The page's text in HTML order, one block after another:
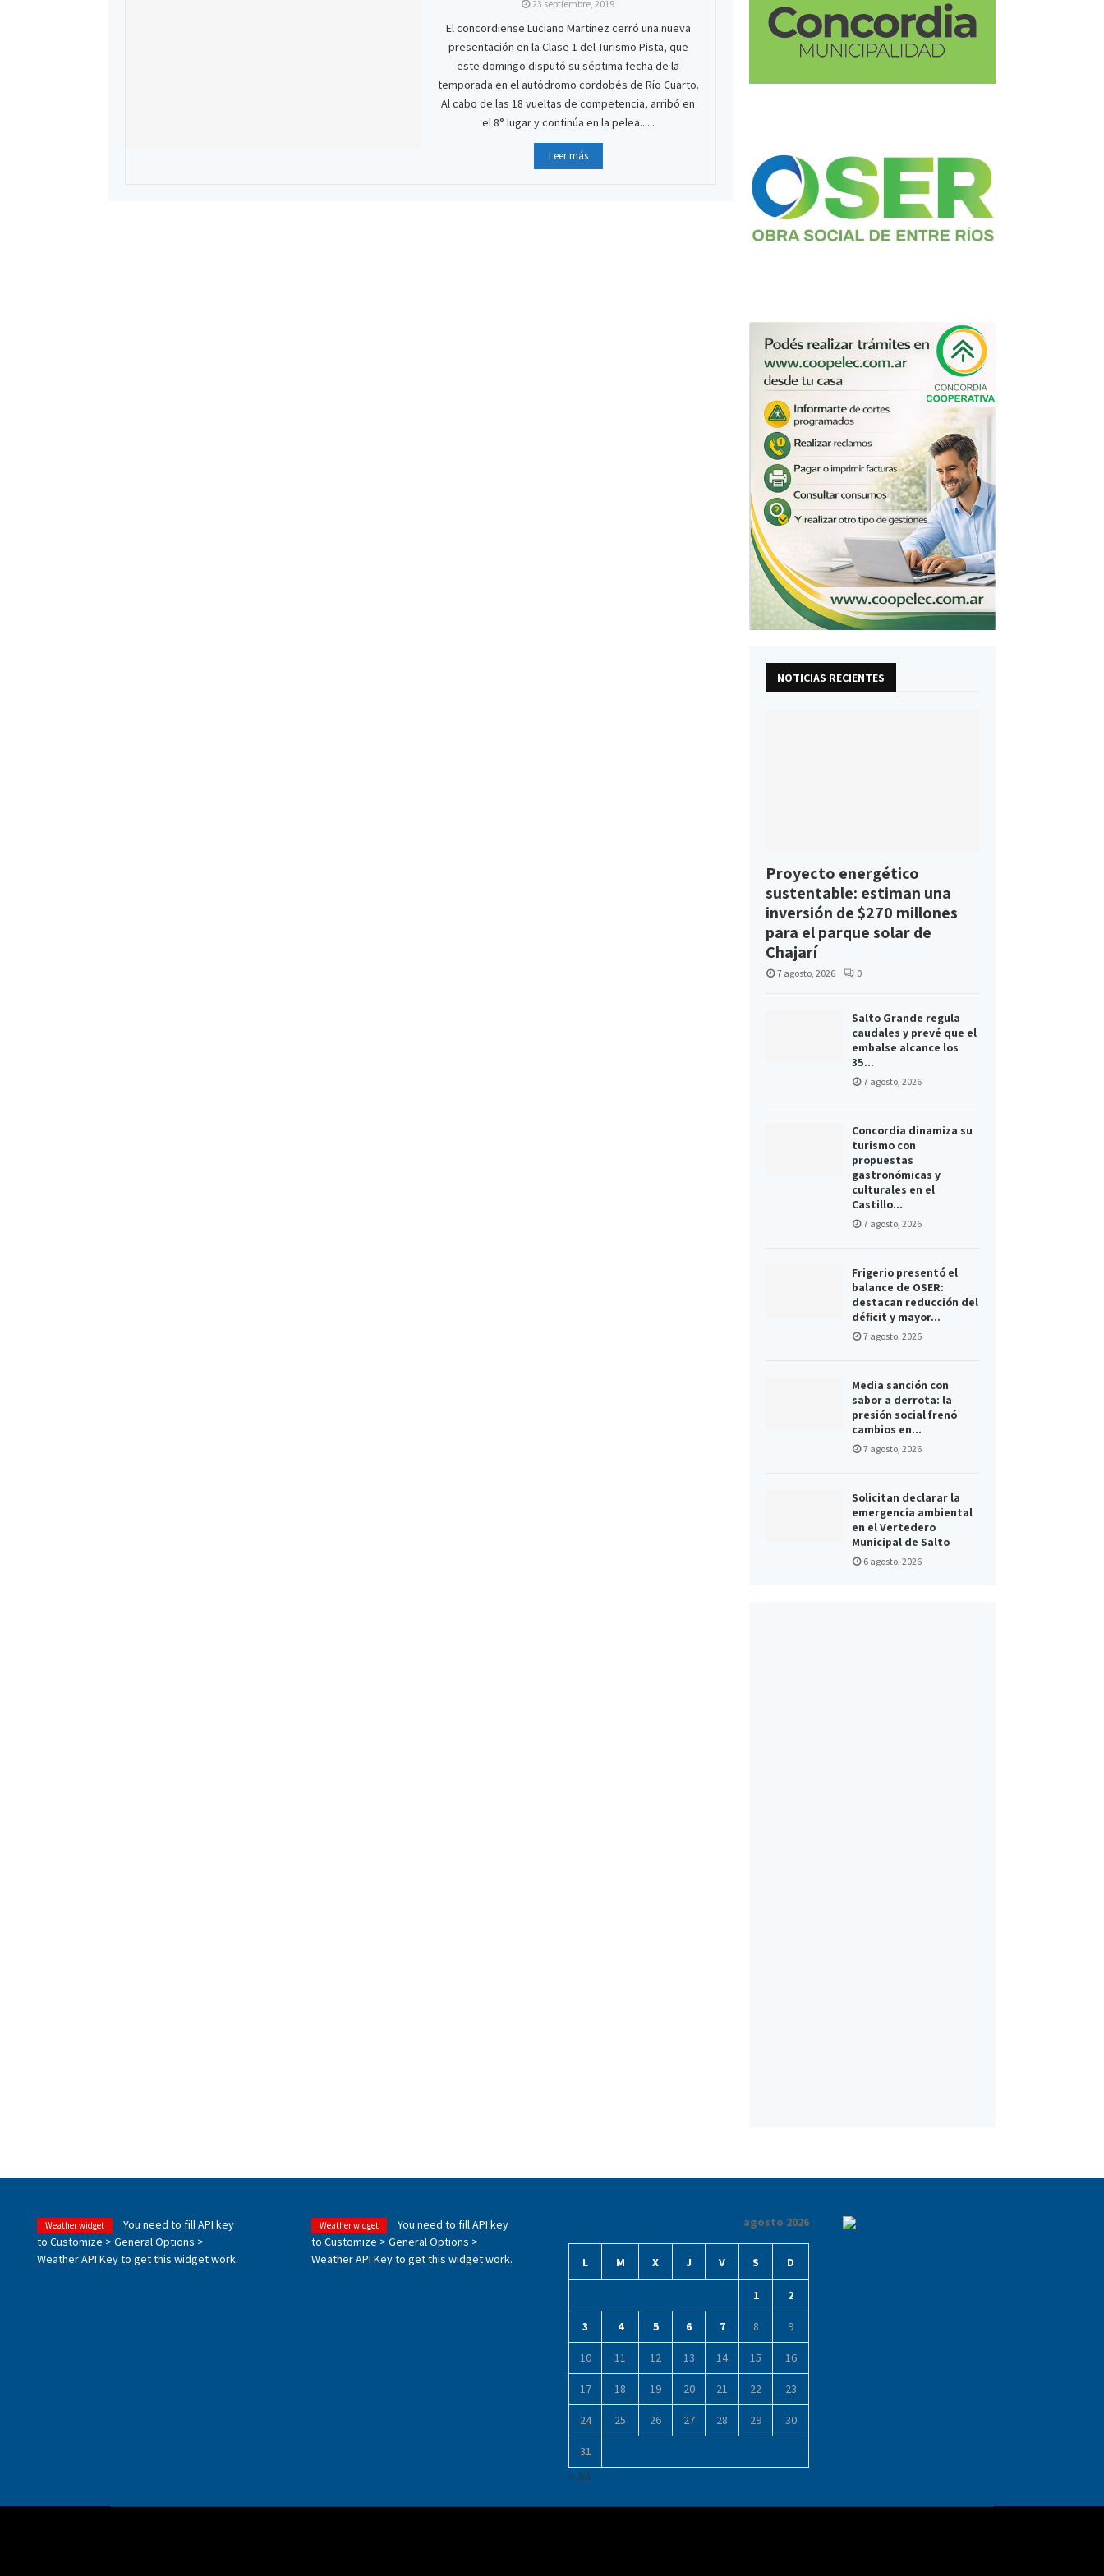
23 septiembre, 2019
El concordiense Luciano Martínez cerró una nueva
presentación en la Clase 1 del Turismo Pista, que
este domingo disputó su séptima fecha de la
temporada en el autódromo cordobés de Río Cuarto.
Al cabo de las 18 vueltas de competencia, arribó en
el 8° lugar y continúa en la pelea......
Leer más
NOTICIAS RECIENTES
Proyecto energético
sustentable: estiman una
inversión de $270 millones
para el parque solar de
Chajarí
7 agosto, 2026 0
Salto Grande regula
caudales y prevé que el
embalse alcance los
35...
7 agosto, 2026
Concordia dinamiza su
turismo con
propuestas
gastronómicas y
culturales en el
Castillo...
7 agosto, 2026
Frigerio presentó el
balance de OSER:
destacan reducción del
déficit y mayor...
7 agosto, 2026
Media sanción con
sabor a derrota: la
presión social frenó
cambios en...
7 agosto, 2026
Solicitan declarar la
emergencia ambiental
en el Vertedero
Municipal de Salto
6 agosto, 2026
Weather widget
You need to fill API key
to Customize > General Options >
Weather API Key to get this widget work.
Weather widget
You need to fill API key
to Customize > General Options >
Weather API Key to get this widget work.
agosto 2026
L M X J V S D
1 2
3 4 5 6 7 8 9
10 11 12 13 14 15 16
17 18 19 20 21 22 23
24 25 26 27 28 29 30
31
« Jul